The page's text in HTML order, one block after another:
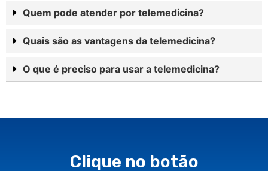
Quem pode atender por telemedicina?
Quais são as vantagens da telemedicina?
O que é preciso para usar a telemedicina?
Clique no botão